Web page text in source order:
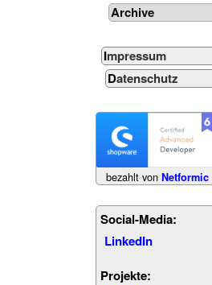
Archive
Impressum
Datenschutz
bezahlt vonNetformic
Social-Media:
LinkedIn
Projekte: